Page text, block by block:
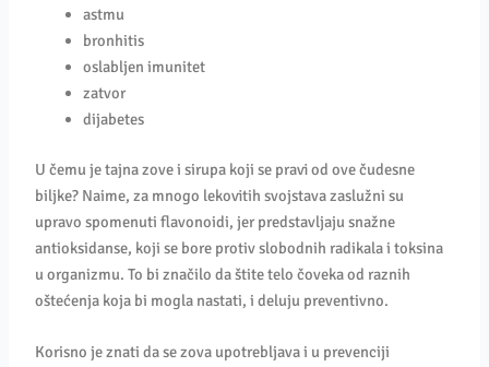
astmu
bronhitis
oslabljen imunitet
zatvor
dijabetes
U čemu je tajna zove i sirupa koji se pravi od ove čudesne
biljke? Naime, za mnogo lekovitih svojstava zaslužni su
upravo spomenuti flavonoidi, jer predstavljaju snažne
antioksidanse, koji se bore protiv slobodnih radikala i toksina
u organizmu. To bi značilo da štite telo čoveka od raznih
oštećenja koja bi mogla nastati, i deluju preventivno.
Korisno je znati da se zova upotrebljava i u prevenciji